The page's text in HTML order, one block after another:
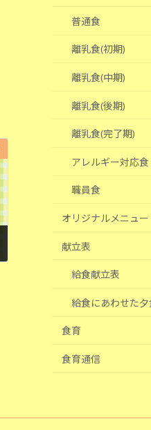
普通食
離乳食(初期)
離乳食(中期)
離乳食(後期)
離乳食(完了期)
アレルギー対応食
職員食
オリジナルメニュー
献立表
給食献立表
給食にあわせた夕
食育
食育通信